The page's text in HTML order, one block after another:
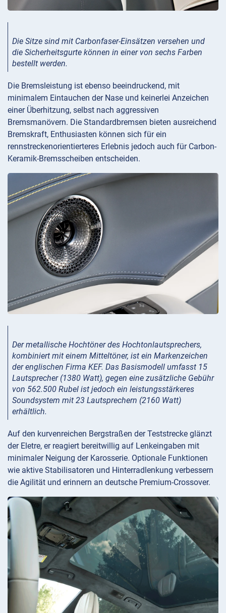
Die Sitze sind mit Carbonfaser-Einsätzen versehen und
die Sicherheitsgurte können in einer von sechs Farben
bestellt werden.
Die Bremsleistung ist ebenso beeindruckend, mit
minimalem Eintauchen der Nase und keinerlei Anzeichen
einer Überhitzung, selbst nach aggressiven
Bremsmanövern. Die Standardbremsen bieten ausreichend
Bremskraft, Enthusiasten können sich für ein
rennstreckenorientierteres Erlebnis jedoch auch für Carbon-
Keramik-Bremsscheiben entscheiden.
Der metallische Hochtöner des Hochtonlautsprechers,
kombiniert mit einem Mitteltöner, ist ein Markenzeichen
der englischen Firma KEF. Das Basismodell umfasst 15
Lautsprecher (1380 Watt), gegen eine zusätzliche Gebühr
von 562.500 Rubel ist jedoch ein leistungsstärkeres
Soundsystem mit 23 Lautsprechern (2160 Watt)
erhältlich.
Auf den kurvenreichen Bergstraßen der Teststrecke glänzt
der Eletre, er reagiert bereitwillig auf Lenkeingaben mit
minimaler Neigung der Karosserie. Optionale Funktionen
wie aktive Stabilisatoren und Hinterradlenkung verbessern
die Agilität und erinnern an deutsche Premium-Crossover.